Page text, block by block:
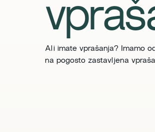
Ali imate vprašanja? Imamo
na pogosto zastavljena